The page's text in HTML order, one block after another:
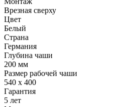
Врезная сверху
Цвет
Белый
Страна
Германия
Глубина чаши
200 мм
Размер рабочей чаши
540 х 400
Гарантия
5 лет